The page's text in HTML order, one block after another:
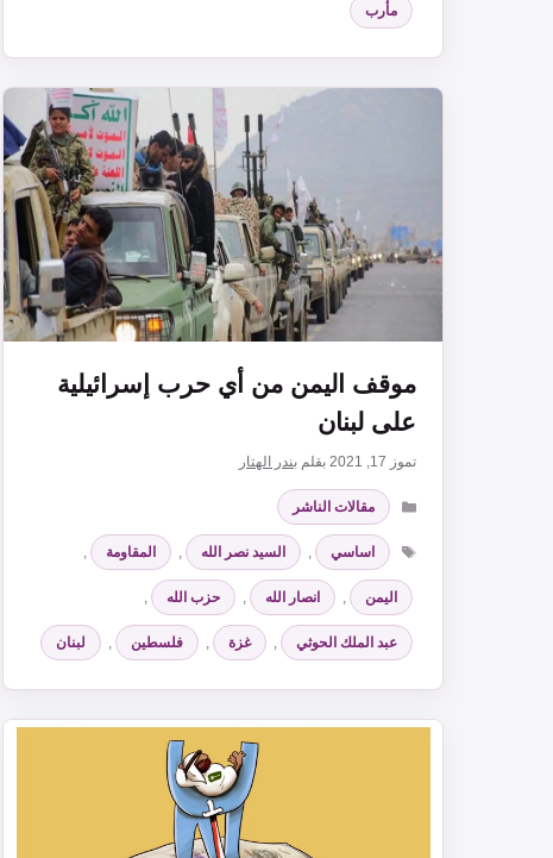
مأرب
موقف اليمن من أي حرب إسرائيلية
على لبنان
تموز 17, 2021 بقلم بندر الهتار
التصنيفات
مقالات الناشر
الوسوم
اساسي , السيد نصر الله , المقاومة ,
اليمن , انصار الله , حزب الله ,
عبد الملك الحوثي , غزة , فلسطين , لبنان